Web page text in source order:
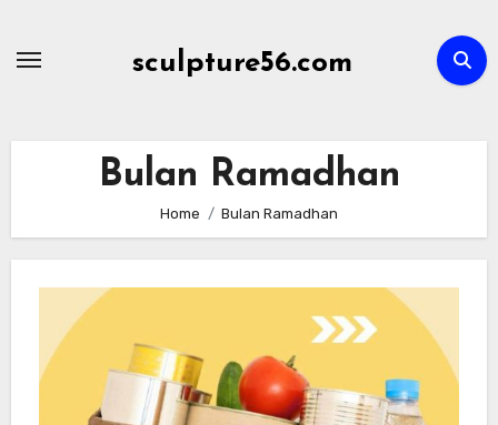
sculpture56.com
Bulan Ramadhan
Home Bulan Ramadhan